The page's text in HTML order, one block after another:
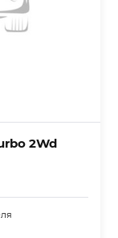
2Wd